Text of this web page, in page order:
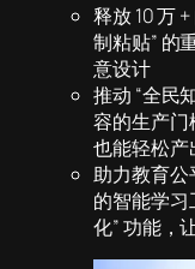
释放 10 万
制粘贴” 的
意设计
推动 “全民
容的生产门
也能轻松产
助力教育公
的智能学习
化” 功能，